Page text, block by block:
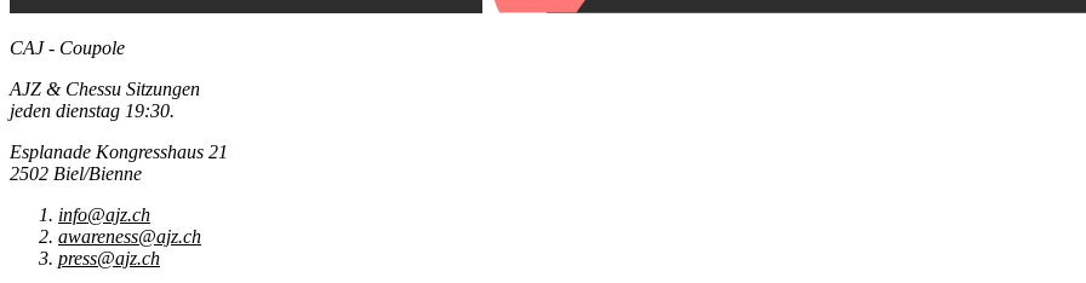
CAJ - Coupole
AJZ & Chessu Sitzungen
jeden dienstag 19:30.
Esplanade Kongresshaus 21
2502 Biel/Bienne
info@ajz.ch
awareness@ajz.ch
press@ajz.ch